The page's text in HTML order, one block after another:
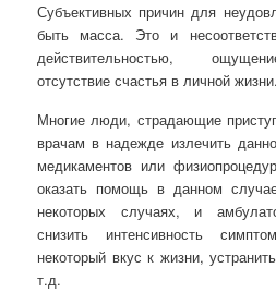
Субъективных причин для
быть масса. Это и
действительностью,
отсутствие счастья в личной жизни.
Многие люди, страдающие
врачам в надежде излечить
медикаментов или
оказать помощь в данном
некоторых случаях, и
снизить интенсивность
некоторый вкус к жизни,
т.д.